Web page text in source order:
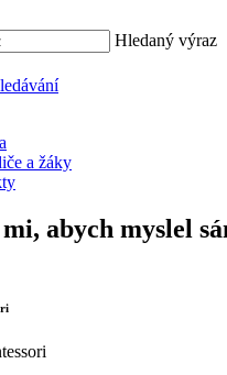
Hledaný výraz
a žáky
abych myslel